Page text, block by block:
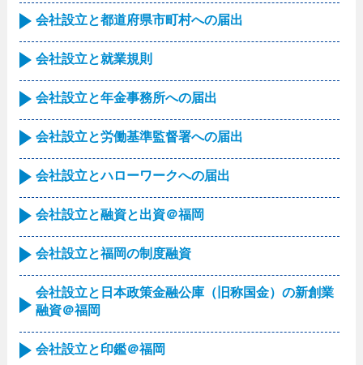
会社設立と都道府県市町村への届出
会社設立と就業規則
会社設立と年金事務所への届出
会社設立と労働基準監督署への届出
会社設立とハローワークへの届出
会社設立と融資と出資＠福岡
会社設立と福岡の制度融資
会社設立と日本政策金融公庫（旧称国金）の新創業
融資＠福岡
会社設立と印鑑＠福岡